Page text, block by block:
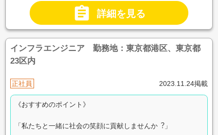
 詳細を見る
インフラエンジニア 勤務地：東京都港区、東京都
23区内
正社員 2023.11.24掲載
《おすすめのポイント》
「私たちと一緒に社会の笑顔に貢献しませんか︖」